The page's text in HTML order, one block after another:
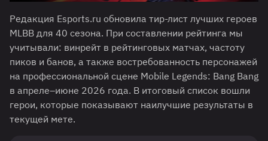
Редакция Esports.ru обновила тир-лист лучших героев
MLBB для 40 сезона. При составлении рейтинга мы
учитывали: винрейт в рейтинговых матчах, частоту
пиков и банов, а также востребованность персонажей
на профессиональной сцене Mobile Legends: Bang Bang
в апреле–июне 2026 года. В итоговый список вошли
герои, которые показывают наилучшие результаты в
текущей мете.